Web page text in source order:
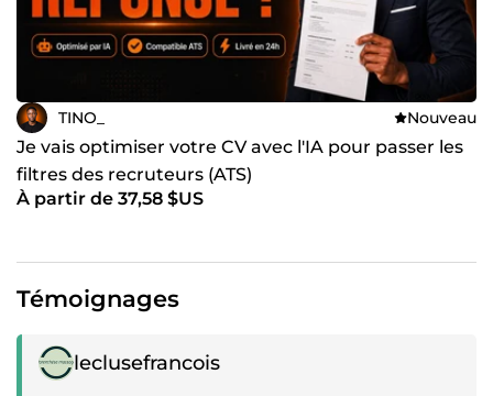
TINO_ Nouveau
Je vais optimiser votre CV avec l'IA pour passer les
filtres des recruteurs (ATS)
À partir de 37,58 $US
Témoignages
Témoignage positif
leclusefrancois